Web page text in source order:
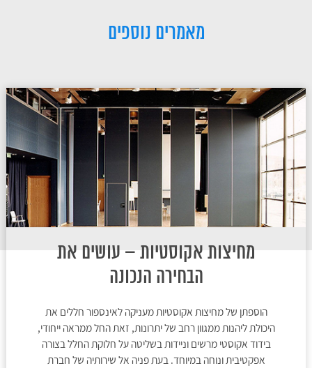
מאמרים נוספים
מחיצות אקוסטיות – עושים את
הבחירה הנכונה
הוספתן של מחיצות אקוסטיות מעניקה לאינספור חללים את
היכולת ליהנות ממגוון רחב של יתרונות, זאת החל ממראה ייחודי,
בידוד אקוסטי מרשים וניידות בשליטה על חלוקת החלל בצורה
אפקטיבית ונוחה במיוחד. בעת פניה אל שירותיה של חברת